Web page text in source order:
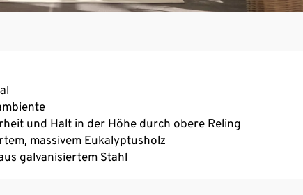
und Halt in der Höhe durch obere Reling
massivem Eukalyptusholz
galvanisiertem Stahl